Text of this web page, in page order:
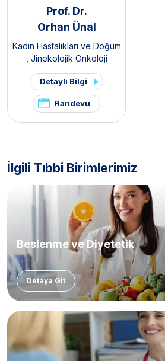
Prof. Dr.
Orhan Ünal
Kadın Hastalıkları ve Doğum
, Jinekolojik Onkoloji
Detaylı Bilgi
Randevu
İlgili Tıbbi Birimlerimiz
Beslenme ve Diyetetik
Detaya Git